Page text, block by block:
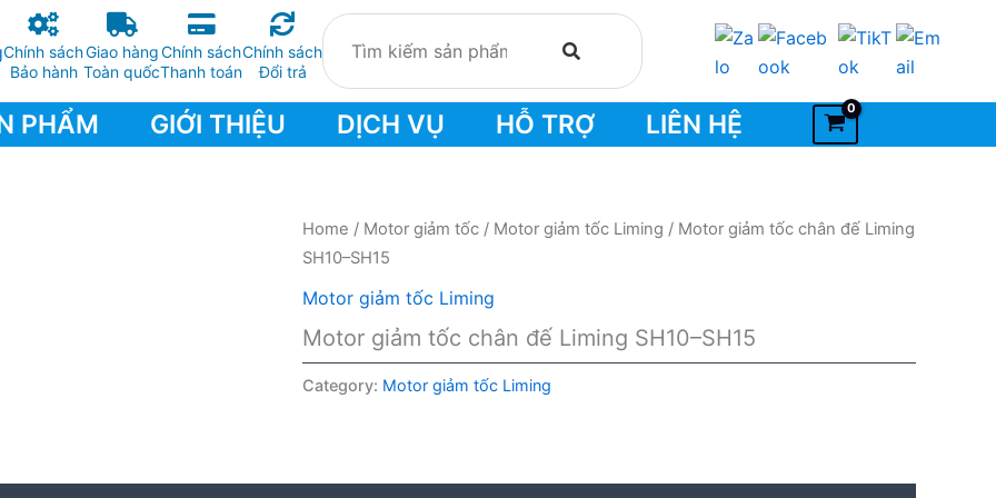
Chính sách
Bảo hành
Giao hàng
Toàn quốc
Chính sách
Thanh toán
Chính sách
Đổi trả
PHẨM GIỚI THIỆU DỊCH VỤ HỖ TRỢ LIÊN HỆ
Home / Motor giảm tốc / Motor giảm tốc Liming / Motor giảm tốc chân đế Liming
SH10–SH15
Motor giảm tốc Liming
Motor giảm tốc chân đế Liming SH10–SH15
Category: Motor giảm tốc Liming